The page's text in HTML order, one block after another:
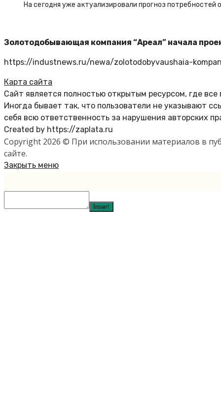
На сегодня уже актуализировали прогноз
Золотодобывающая компания “Ареал” начала
https://industnews.ru/newa/zolotodobyvaushaia-
Карта сайта
Сайт является полностью открытым ресурсом, где
Иногда бывает так, что пользователи не указывают
себя всю ответственность за нарушения авторских
Created by https://zaplata.ru
Copyright 2026 © При использовании материалов в
сайте.
Закрыть меню
Insert